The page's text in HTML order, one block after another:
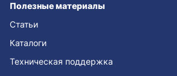
Полезные материалы
Статьи
Каталоги
Техническая поддержка